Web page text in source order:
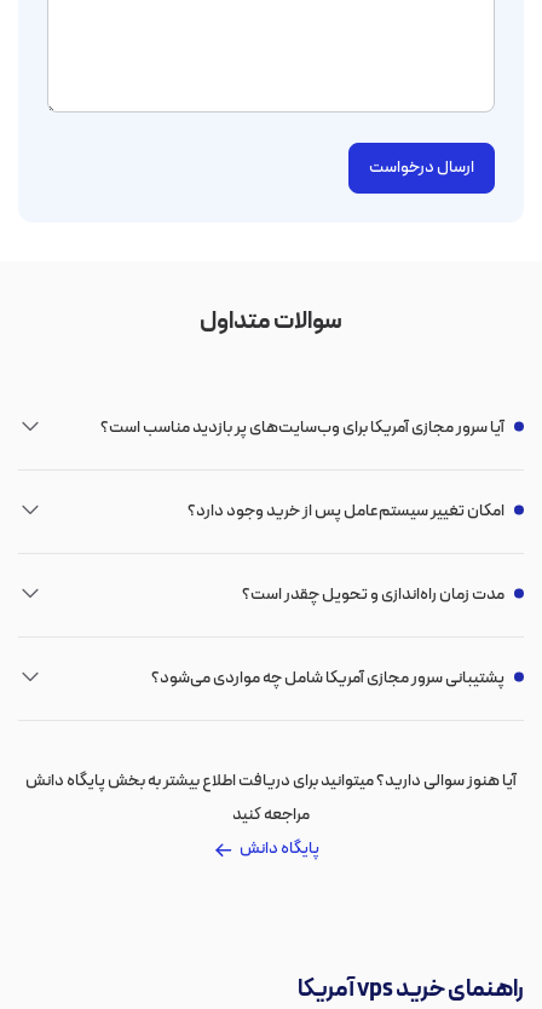
ارسال درخواست
سوالات متداول
آیا سرور مجازی آمریکا برای وب‌سایت‌های پر بازدید مناسب است؟
امکان تغییر سیستم‌عامل پس از خرید وجود دارد؟
مدت زمان راه‌اندازی و تحویل چقدر است؟
پشتیبانی سرور مجازی آمریکا شامل چه مواردی می‌شود؟
آیا هنوز سوالی دارید؟ میتوانید برای دریافت اطلاع بیشتر به بخش پایگاه دانش
مراجعه کنید
پایگاه دانش
راهنمای خرید vps آمریکا